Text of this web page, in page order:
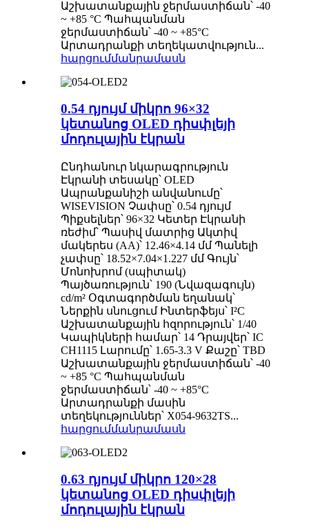
Աշխատանքային ջերմաստիճան՝ -40
~ +85 °C Պահպանման
ջերմաստիճան՝ -40 ~ +85°C
Արտադրանքի տեղեկատվություն...
հարցումմանրամասն
0.54 դյույմ միկրո 96×32
կետանոց OLED դիսփլեյի
մոդուլային էկրան
Ընդհանուր նկարագրություն
Էկրանի տեսակը՝ OLED
Ապրանքանիշի անվանումը՝
WISEVISION Չափսը՝ 0.54 դյույմ
Պիքսելներ՝ 96×32 Կետեր Էկրանի
ռեժիմ՝ Պասիվ մատրից Ակտիվ
մակերես (AA)՝ 12.46×4.14 մմ Պանելի
չափսը՝ 18.52×7.04×1.227 մմ Գույն՝
Մոնոխրոմ (սպիտակ)
Պայծառություն՝ 190 (Նվազագույն)
cd/m² Օգտագործման եղանակ՝
Ներքին սնուցում Ինտերֆեյս՝ I²C
Աշխատանքային հզորություն՝ 1/40
Կապիկների համար՝ 14 Դրայվեր՝ IC
CH1115 Լարումը՝ 1.65-3.3 V Քաշը՝ TBD
Աշխատանքային ջերմաստիճան՝ -40
~ +85 °C Պահպանման
ջերմաստիճան՝ -40 ~ +85°C
Արտադրանքի մասին
տեղեկություններ՝ X054-9632TS...
հարցումմանրամասն
0.63 դյույմ միկրո 120×28
կետանոց OLED դիսփլեյի
մոդուլային էկրան